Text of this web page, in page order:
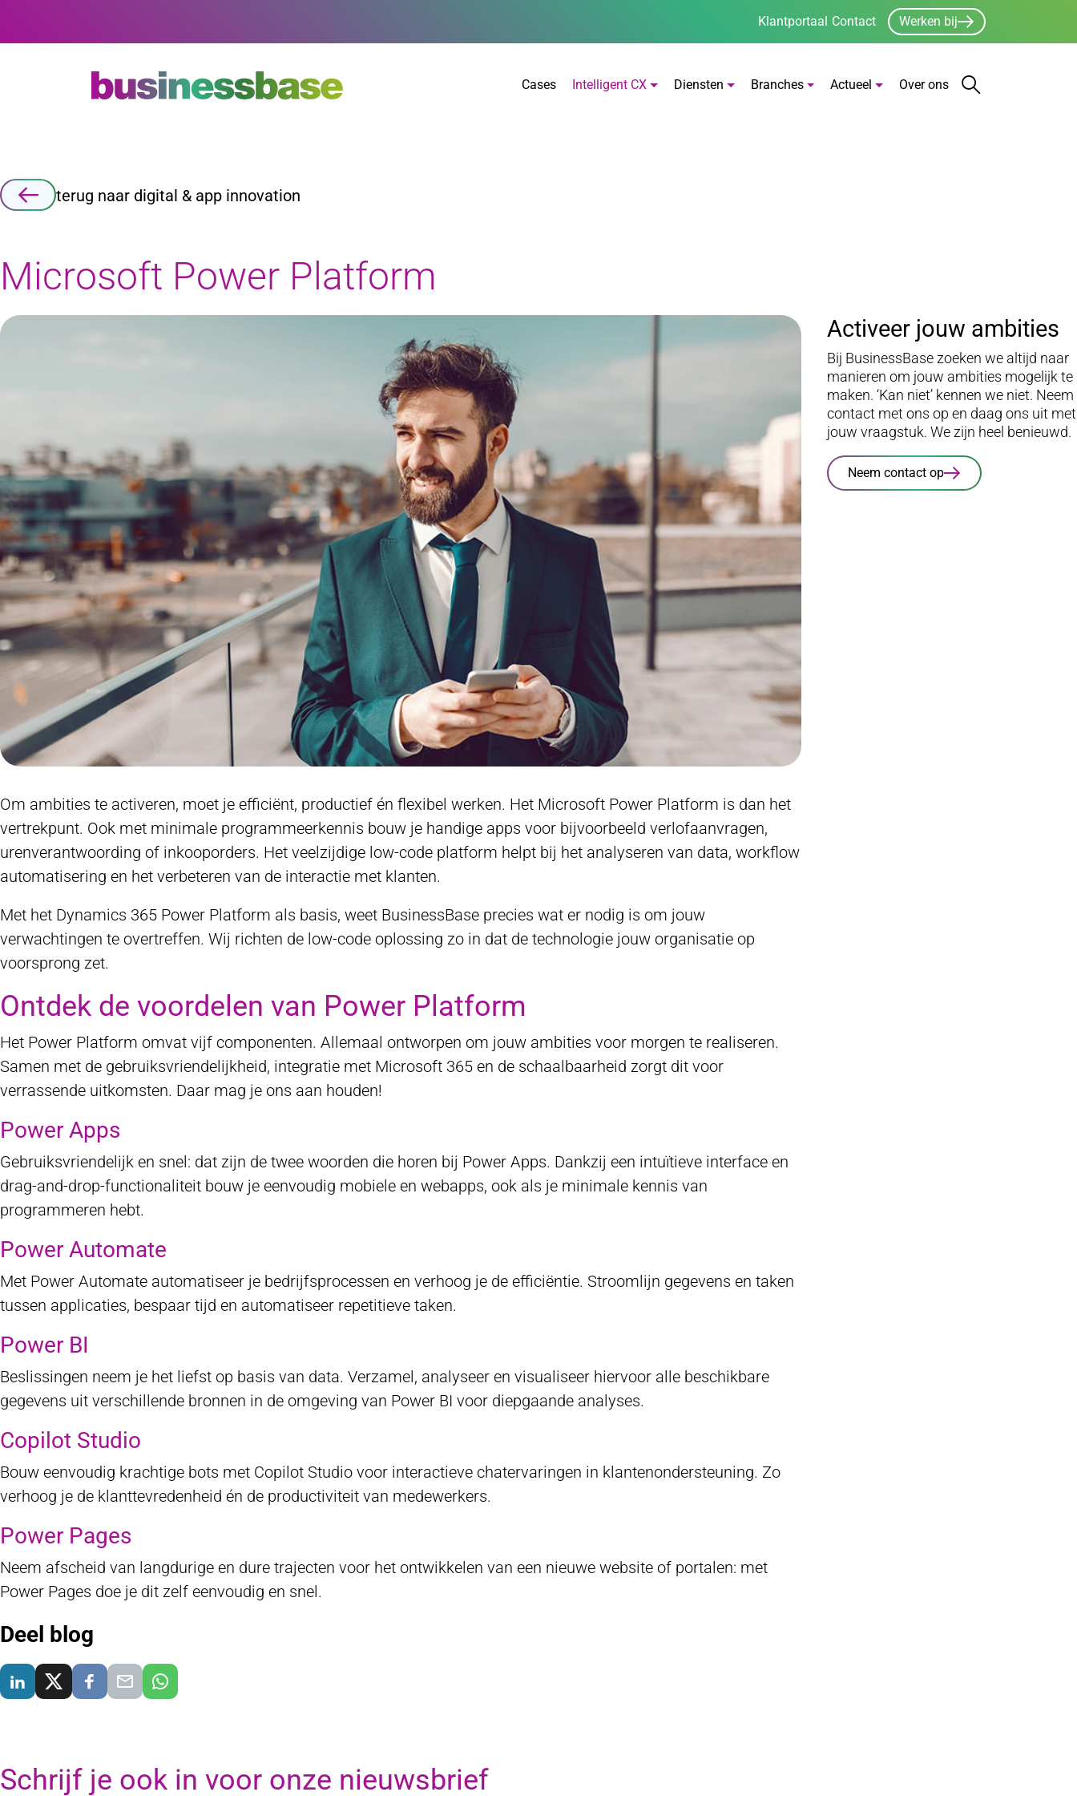
Klantportaal Contact Werken bij
Cases Intelligent CX Diensten Branches Actueel Over ons
Zoeken Zoeken
terug naar digital & app innovation
Microsoft Power Platform
Om ambities te activeren, moet je efficiënt, productief én flexibel werken. Het Microsoft Power Platform is dan het
vertrekpunt. Ook met minimale programmeerkennis bouw je handige apps voor bijvoorbeeld verlofaanvragen,
urenverantwoording of inkooporders. Het veelzijdige low-code platform helpt bij het analyseren van data, workflow
automatisering en het verbeteren van de interactie met klanten.
Met het Dynamics 365 Power Platform als basis, weet BusinessBase precies wat er nodig is om jouw
verwachtingen te overtreffen. Wij richten de low-code oplossing zo in dat de technologie jouw organisatie op
voorsprong zet.
Ontdek de voordelen van Power Platform
Het Power Platform omvat vijf componenten. Allemaal ontworpen om jouw ambities voor morgen te realiseren.
Samen met de gebruiksvriendelijkheid, integratie met Microsoft 365 en de schaalbaarheid zorgt dit voor
verrassende uitkomsten. Daar mag je ons aan houden!
Power Apps
Gebruiksvriendelijk en snel: dat zijn de twee woorden die horen bij Power Apps. Dankzij een intuïtieve interface en
drag-and-drop-functionaliteit bouw je eenvoudig mobiele en webapps, ook als je minimale kennis van
programmeren hebt.
Power Automate
Met Power Automate automatiseer je bedrijfsprocessen en verhoog je de efficiëntie. Stroomlijn gegevens en taken
tussen applicaties, bespaar tijd en automatiseer repetitieve taken.
Power BI
Beslissingen neem je het liefst op basis van data. Verzamel, analyseer en visualiseer hiervoor alle beschikbare
gegevens uit verschillende bronnen in de omgeving van Power BI voor diepgaande analyses.
Copilot Studio
Bouw eenvoudig krachtige bots met Copilot Studio voor interactieve chatervaringen in klantenondersteuning. Zo
verhoog je de klanttevredenheid én de productiviteit van medewerkers.
Power Pages
Neem afscheid van langdurige en dure trajecten voor het ontwikkelen van een nieuwe website of portalen: met
Power Pages doe je dit zelf eenvoudig en snel.
Deel blog
Delen via LinkedIn
Delen via XDelen via Facebook
Delen via E-Mail
Delen via WhatsApp
Schrijf je ook in voor onze nieuwsbrief
Activeer jouw ambities
Bij BusinessBase zoeken we altijd naar
manieren om jouw ambities mogelijk te
maken. ‘Kan niet’ kennen we niet. Neem
contact met ons op en daag ons uit met
jouw vraagstuk. We zijn heel benieuwd.
Neem contact op